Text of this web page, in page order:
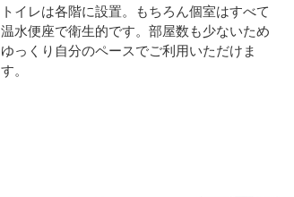
トイレは各階に設置。もちろん個室はすべて
温水便座で衛生的です。部屋数も少ないため
ゆっくり自分のペースでご利用いただけま
す。